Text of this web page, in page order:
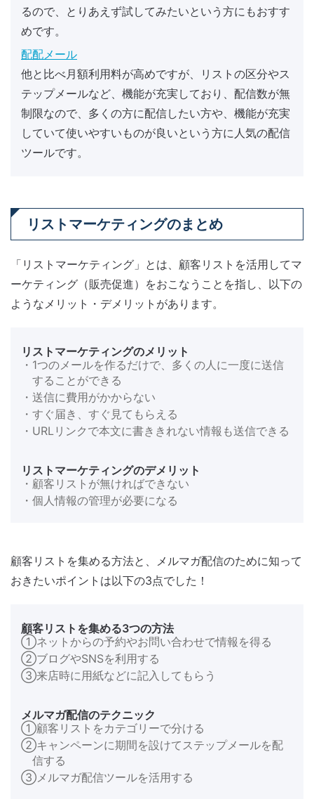
るので、とりあえず試してみたいという方にもおすす
めです。
配配メール
他と比べ月額利用料が高めですが、リストの区分やス
テップメールなど、機能が充実しており、配信数が無
制限なので、多くの方に配信したい方や、機能が充実
していて使いやすいものが良いという方に人気の配信
ツールです。
リストマーケティングのまとめ
「リストマーケティング」とは、顧客リストを活用してマ
ーケティング（販売促進）をおこなうことを指し、以下の
ようなメリット・デメリットがあります。
リストマーケティングのメリット
・1つのメールを作るだけで、多くの人に一度に送信
することができる
・送信に費用がかからない
・すぐ届き、すぐ見てもらえる
・URLリンクで本文に書ききれない情報も送信できる
リストマーケティングのデメリット
・顧客リストが無ければできない
・個人情報の管理が必要になる
顧客リストを集める方法と、メルマガ配信のために知って
おきたいポイントは以下の3点でした！
顧客リストを集める3つの方法
①ネットからの予約やお問い合わせで情報を得る
②ブログやSNSを利用する
③来店時に用紙などに記入してもらう
メルマガ配信のテクニック
①顧客リストをカテゴリーで分ける
②キャンペーンに期間を設けてステップメールを配
信する
③メルマガ配信ツールを活用する